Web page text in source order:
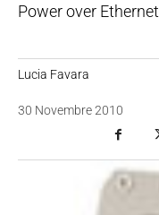
Power over Ethernet
Lucia Favara
30 Novembre 2010